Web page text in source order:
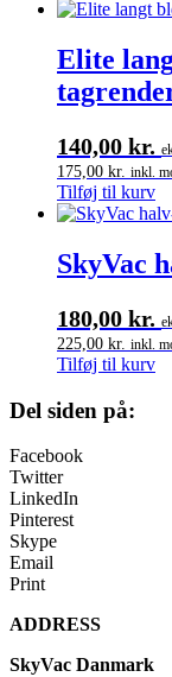
Elite
140,00 kr.
175,00 kr. inkl.
Tilføj til kurv
SkyVac
180,00 kr.
225,00 kr. inkl.
Tilføj til kurv
Del siden på:
Facebook
Twitter
LinkedIn
Pinterest
Skype
Email
Print
ADDRESS
SkyVac Danmark